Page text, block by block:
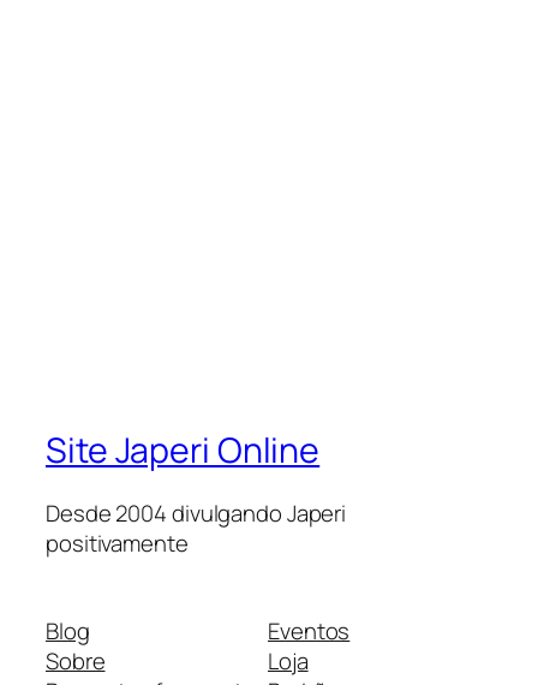
Site Japeri Online
Desde 2004 divulgando Japeri
positivamente
Blog
Sobre
Eventos
Loja